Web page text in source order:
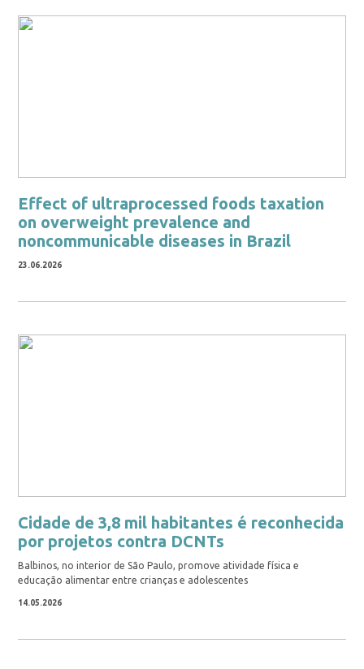
Effect of ultraprocessed foods taxation
on overweight prevalence and
noncommunicable diseases in Brazil
23.06.2026
Cidade de 3,8 mil habitantes é reconhecida
por projetos contra DCNTs
Balbinos, no interior de São Paulo, promove atividade física e
educação alimentar entre crianças e adolescentes
14.05.2026